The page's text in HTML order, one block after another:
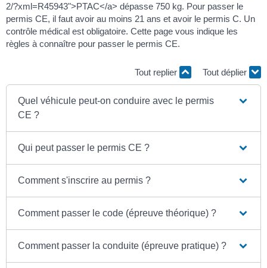
2/?xml=R45943">PTAC</a> dépasse 750 kg. Pour passer le
permis CE, il faut avoir au moins 21 ans et avoir le permis C. Un
contrôle médical est obligatoire. Cette page vous indique les
règles à connaître pour passer le permis CE.
Tout replier Tout déplier
Quel véhicule peut-on conduire avec le permis
CE ?
Qui peut passer le permis CE ?
Comment s'inscrire au permis ?
Comment passer le code (épreuve théorique) ?
Comment passer la conduite (épreuve pratique) ?